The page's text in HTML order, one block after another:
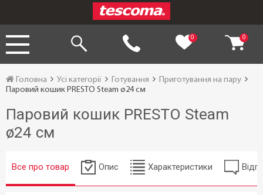
0 0
Головна Усі категорії Готування
Приготування на пару
Паровий кошик PRESTO Steam ø24 см
Паровий кошик PRESTO Steam
ø24 см
Все про товар Опис Характеристики